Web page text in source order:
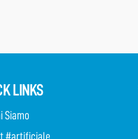
LINKS
Siamo
#artificiale